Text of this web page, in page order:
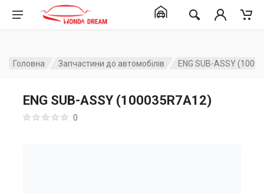
Головна Запчастини до автомобілів ENG SUB-ASSY
ENG SUB-ASSY (100035R7A12)
0